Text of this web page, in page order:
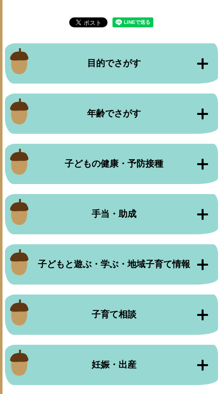
目的でさがす
年齢でさがす
子どもの健康・予防接種
手当・助成
子どもと遊ぶ・学ぶ・地域子育て情報
子育て相談
妊娠・出産